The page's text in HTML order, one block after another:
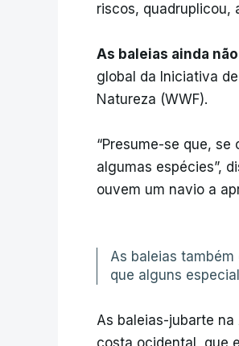
riscos, quadruplicou,
As baleias ainda
global da Iniciativa
Natureza (WWF).
“Presume-se que,
algumas espécies”,
ouvem um navio a
As baleias
que alguns
As baleias-jubarte